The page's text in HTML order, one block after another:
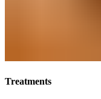
Treatments​​​​‌ ‍ ​‍​‍‌‍ ‌ ​‍‌‍‍‌‌‍‌ ‌‍‍‌‌‍ ‍​‍​‍​ ‍‍​‍​‍‌ ​ ‌‍​‌‌‍ ‍‌‍‍‌‌ ‌​‌ ‍‌​‍ ‍‌‍‍‌‌‍ ​‍​‍​‍ ​​‍​‍‌‍‍​‌ ​‍‌‍‌‌‌‍‌‍​‍​‍​ ‍‍​‍​‍‌‍‍​‌ ‌​‌ ‌​‌ ​​‌ ​ ​ ‍‍​‍ ​‍ ‌‍ ​​‍ ‌‌‍​‌‌‍ ‍‌‍‌​​‍ ‌‌ ​‍​‍ ‌‌‍‍​‌‍ ‌ ‌​‌‍‌‌‌‍ ​‌ ​ ​‍ ‌‌ ​ ‌ ‌​‌ ‌‌‌‍‌​‌‍‍‌‌‍ ​‍ ‍‌ ‌‍‌‍‌‌‌ ​‍‌‍​ ‌‍‌‌‌‍ ​​‍ ‍‌‍​‌‌ ​​‌ ​​​‍ ‌‍‍‌‌‍ ‍‌ ‌​‌‍‌‌‌‍ ‍‌ ‌​​‍ ‌‍‌‌‌‍‌​‌‍‍‌‌ ‌​​‍ ‌‍ ‌‌‍ ‌‍‌​‌‍‌‌​ ‌‌ ​​‌ ​‍‌‍‌‌‌ ​ ‌‍‌‌‌‍ ‍‌ ‌​‌‍​‌‌ ‌​‌‍‍‌‌‍ ‌‍ ‍​ ‍ ‌‍‍‌‌‍‌​​ ‌​ ​‌‌‍‌‍​ ‌‌‌‍​ ​ ​ ​ ‍​‌‍​‌‌‍​‌​‍ ‌​ ‍​​ ‍​​ ‌​​ ‍​​‍ ‌​ ‌​​ ​‍‌‍‌‌‌‍‌‍​‍ ‌​ ‍‌​ ‍​​ ​​‌‍‌‌​‍ ‌​ ‌ ‌‍‌​​ ‌​‌‍‌‌‌‍​ ‌‍‌​​ ‍‌​ ‍​​ ​ ‌‍​ ‌‍​‌‌‍‌‌​ ‍ ‌ ‌​‌ ‍‌‌ ​​‌‍‌‌​ ‌‌‍‍​‌‍ ‌ ‌​‌‍‌‌‌‍ ​‌‌​ ‌‍‍‌‌ ‌​‌‍‌‌‌‌​​‌‍​‌‌‍‌ ‌‍‌‌​ ‍ ‌ ​​‌‍​‌‌ ‌​‌‍‍​​ ‌‌ ​​‌‍​‌‌‍‌ ‌‍‌‌‌​​‍‌ ‌‌‌‍‍‌‌‍ ​‌‍‌​‌‍‌‌‌ ​‍​‍‌‌​ ‌‌‌​​‍‌‌ ‌‍‍ ‌‍‌‌‌ ‍‌​‍‌‌​ ​ ‌​‌​​‍‌‌​ ​ ‌​‌​​‍‌‌​ ​‍​ ​‍​ ‌ ​ ‌‌​ ‍​​ ‌ ​ ‍‌‌‍‌​‌‍​‍‌‍​ ‌‍‌‌‌‍​‍‌‍​ ‌‍‌‍​‍‌‌​ ​‍​ ​‍​‍‌‌​ ‌‌‌​‌​​‍ ‍‌‍​ ‌‍ ‌‍ ‍‌ ‌​‌‍‌‌‌‍ ‍‌ ‌​​‍‌‌​ ‌‌‌​​‍‌‌ ‌‍‍ ‌‍‌‌‌ ‍‌​‍‌‌​ ​ ‌​‌​​‍‌‌​ ​ ‌​‌​​‍‌‌​ ​‍​ ​‍​ ​ ​ ​ ‌‍‌​​ ‍‌​ ‍​​ ​‍​ ​​‌‍​‍‌‍​‍​ ‌​​ ​​‌‍‌​​‍‌‌​ ​‍​ ​‍​‍‌‌​ ‌‌‌​‌​​‍ ‍‌ ‌​‌‍‍‌‌ ‌​‌‍ ​‌‍‌‌​ ‌‍​‍‌‍​‌‌ ​ ‌‍‌‌‌‌‌‌‌ ​‍‌‍ ​​ ‌‌‍‍​‌ ‌​‌ ‌​‌ ​​‌ ​ ​‍‌‌​ ​ ‌​​‌​‍‌‌​ ​‍‌​‌‍​‍‌‌​ ​‍‌​‌‍‌‍ ​​‍ ‌‌‍​‌‌‍ ‍‌‍‌​​‍ ‌‌ ​‍​‍ ‌‌‍‍​‌‍ ‌ ‌​‌‍‌‌‌‍ ​‌ ​ ​‍ ‌‌ ​ ‌ ‌​‌ ‌‌‌‍‌​‌‍‍‌‌‍ ​‍ ‍‌ ‌‍‌‍‌‌‌ ​‍‌‍​ ‌‍‌‌‌‍ ​​‍ ‍‌‍​‌‌ ​​‌ ​​​‍‌‍‌‍‍‌‌‍‌​​ ‌​ ​‌‌‍‌‍​ ‌‌‌‍​ ​ ​ ​ ‍​‌‍​‌‌‍​‌​‍ ‌​ ‍​​ ‍​​ ‌​​ ‍​​‍ ‌​ ‌​​ ​‍‌‍‌‌‌‍‌‍​‍ ‌​ ‍‌​ ‍​​ ​​‌‍‌‌​‍ ‌​ ‌ ‌‍‌​​ ‌​‌‍‌‌‌‍​ ‌‍‌​​ ‍‌​ ‍​​ ​ ‌‍​ ‌‍​‌‌‍‌‌​‍‌‍‌ ‌​‌ ‍‌‌ ​​‌‍‌‌​ ‌‌‍‍​‌‍ ‌ ‌​‌‍‌‌‌‍ ​‌‌​ ‌‍‍‌‌ ‌​‌‍‌‌‌‌​​‌‍​‌‌‍‌ ‌‍‌‌​‍‌‍‌ ​​‌‍​‌‌ ‌​‌‍‍​​ ‌‌ ​​‌‍​‌‌‍‌ ‌‍‌‌‌​​‍‌ ‌‌‌‍‍‌‌‍ ​‌‍‌​‌‍‌‌‌ ​‍​‍‌‌​ ‌‌‌​​‍‌‌ ‌‍‍ ‌‍‌‌‌ ‍‌​‍‌‌​ ​ ‌​‌​​‍‌‌​ ​ ‌​‌​​‍‌‌​ ​‍​ ​‍​ ‌ ​ ‌‌​ ‍​​ ‌ ​ ‍‌‌‍‌​‌‍​‍‌‍​ ‌‍‌‌‌‍​‍‌‍​ ‌‍‌‍​‍‌‌​ ​‍​ ​‍​‍‌‌​ ‌‌‌​‌​​‍ ‍‌‍​ ‌‍ ‌‍ ‍‌ ‌​‌‍‌‌‌‍ ‍‌ ‌​​‍‌‌​ ‌‌‌​​‍‌‌ ‌‍‍ ‌‍‌‌‌ ‍‌​‍‌‌​ ​ ‌​‌​​‍‌‌​ ​ ‌​‌​​‍‌‌​ ​‍​ ​‍​ ​ ​ ​ ‌‍‌​​ ‍‌​ ‍​​ ​‍​ ​​‌‍​‍‌‍​‍​ ‌​​ ​​‌‍‌​​‍‌‌​ ​‍​ ​‍​‍‌‌​ ‌‌‌​‌​​‍ ‍‌ ‌​‌‍‍‌‌ ‌​‌‍ ​‌‍‌‌​‍‌‍‌ ​​‌‍‌‌‌ ​‍‌ ​ ‌ ​​‌‍‌‌‌‍​ ‌ ‌​‌‍‍‌‌ ‌‍‌‍‌‌​ ‌‌ ​​‌ ‌‌‌‍​‍‌‍ ​‌‍‍‌‌ ​ ‌‍‍​‌‍‌‌‌‍‌​​‍​‍‌ ‌